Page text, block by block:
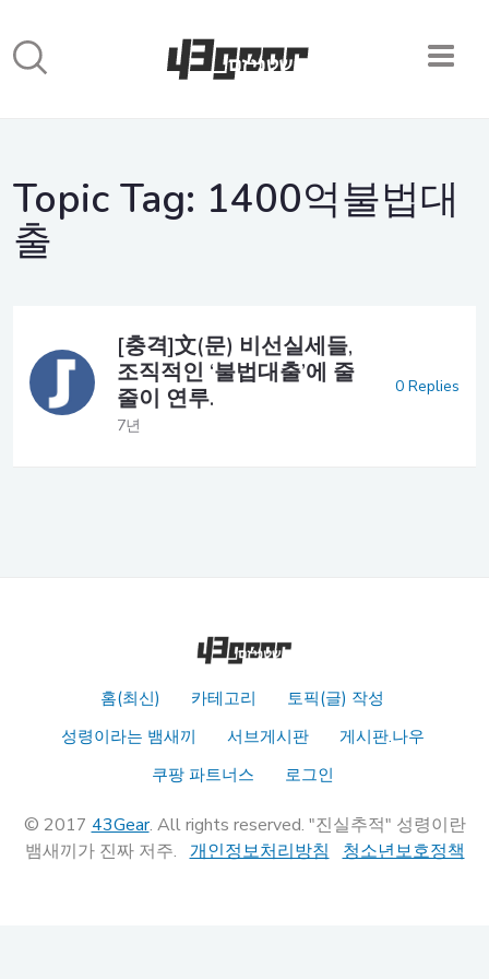
Topic Tag: 1400억불법대
출
[충격]文(문) 비선실세들,
조직적인 ‘불법대출’에 줄
줄이 연루.
7년
0 Replies
홈(최신) 카테고리
토픽(글) 작성
성령이라는 뱀새끼
서브게시판
게시판.나우
쿠팡 파트너스
로그인
© 2017 43Gear. All rights reserved. "진실추적" 성령이란
뱀새끼가 진짜 저주. 개인정보처리방침 청소년보호정책